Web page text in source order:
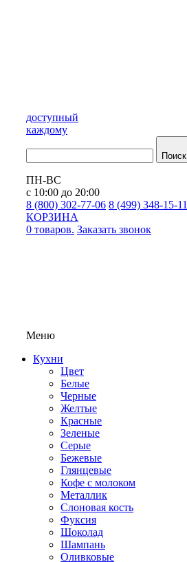
доступный
каждому
Поиск
ПН-ВС
с 10:00 до 20:00
8 (800) 302-77-06 8 (499) 348-15-11
КОРЗИНА
0 товаров. Заказать звонок
Меню
Кухни
Цвет
Белые
Черные
Желтые
Красные
Зеленые
Серые
Бежевые
Глянцевые
Кофе с молоком
Металлик
Слоновая кость
Фуксия
Шоколад
Шампань
Оливковые